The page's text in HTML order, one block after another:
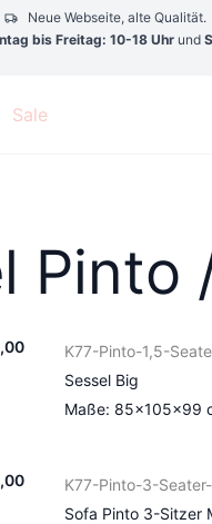
Neue Webseite, alte Qualität.
bis Freitag: 10-18 Uhrund
Sale
Pinto
,00
K77-Pinto-1,5-
Sessel Big
Maße: 85×105×99
,00
K77-Pinto-3-
Sofa Pinto 3-Sitzer